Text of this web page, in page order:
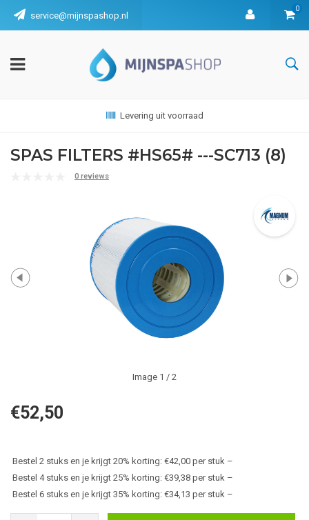
service@mijnspashop.nl
0
Levering uit voorraad
SPAS FILTERS #HS65# ---SC713 (8)
0 reviews
Image 1 / 2
€52,50
Bestel 2 stuks en je krijgt 20% korting: €42,00 per stuk –
Bestel 4 stuks en je krijgt 25% korting: €39,38 per stuk –
Bestel 6 stuks en je krijgt 35% korting: €34,13 per stuk –